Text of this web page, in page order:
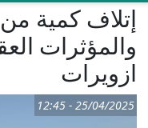
إتلاف كمية
والمؤثرات
ازويرات
25/04/2025 - 12:45